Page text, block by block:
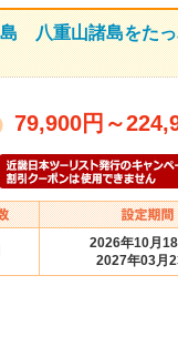
八重山諸島をた
79,900円 ～
2026年10月
2027年03月